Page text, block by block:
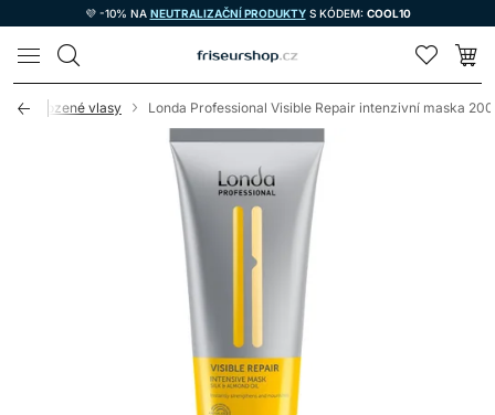
💜 -10% NA NEUTRALIZAČNÍ PRODUKTYS KÓDEM: COOL10
LOMAX
o poškozené vlasy Londa Professional Visible Repair intenzivní maska